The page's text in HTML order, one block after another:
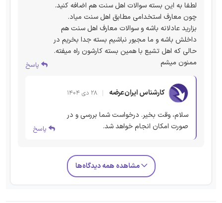
لطفا به این بسته سوالات اهل سنت هم اضافه کنید.
چون معارف استخدامی مطابق اهل سنت میاد.
بزارید عادلانه باشه و سوالات معارف اهل سنت هم
داخلش باشه و ما مجبور نباشیم بسته جدا بخریم در
حالی که اهل تشیع با همین بسته کارشون راه میفته.
ممنون میشم
پاسخ
کارشناس ایران‌عرضه ۲۸ دی ۱۴۰۴
سلام، وقت بخیر. درخواست شما بررسی و در
صورت امکان انجام خواهد شد.
پاسخ
مشاهده همه دیدگاه‌ها